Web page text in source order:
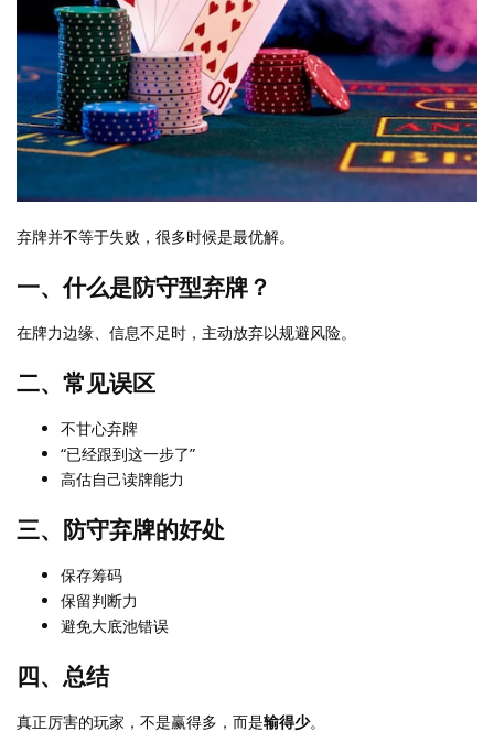
弃牌并不等于失败，很多时候是最优解。
一、什么是防守型弃牌？
在牌力边缘、信息不足时，主动放弃以规避风险。
二、常见误区
不甘心弃牌
“已经跟到这一步了”
高估自己读牌能力
三、防守弃牌的好处
保存筹码
保留判断力
避免大底池错误
四、总结
真正厉害的玩家，不是赢得多，而是输得少。